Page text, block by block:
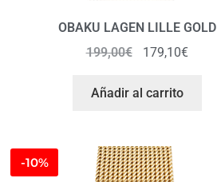
OBAKU LAGEN LILLE GOLD
199,00€ 179,10€
Añadir al carrito
-10%